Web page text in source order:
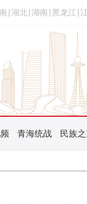
湖北 湖南 黑龙江
青海统战 民族